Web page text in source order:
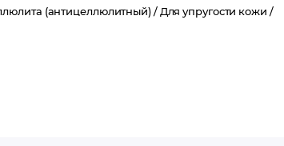
(антицеллюлитный) / Для упругости кожи /